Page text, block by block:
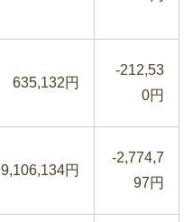
635,132円
-212,53
0円
9,106,134円
-2,774,7
97円